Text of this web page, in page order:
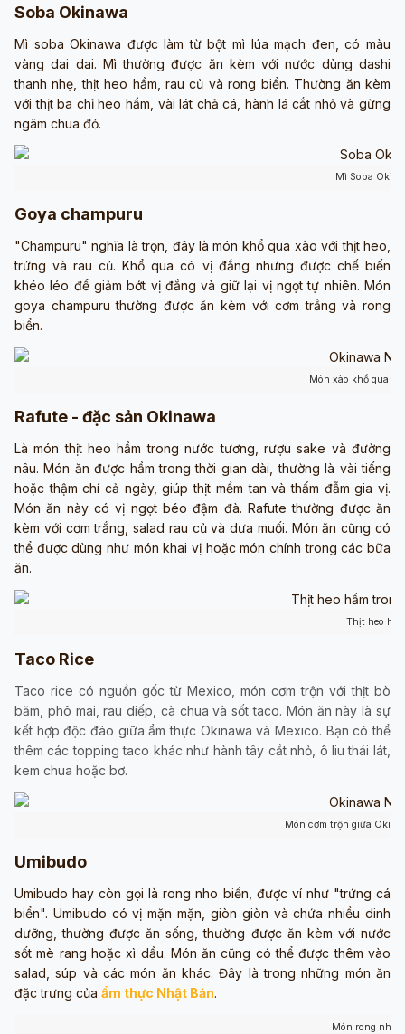
Soba Okinawa
Mì soba Okinawa được làm từ bột mì lúa mạch đen, có màu
vàng dai dai. Mì thường được ăn kèm với nước dùng dashi
thanh nhẹ, thịt heo hầm, rau củ và rong biển. Thường ăn kèm
với thịt ba chỉ heo hầm, vài lát chả cá, hành lá cắt nhỏ và gừng
ngâm chua đỏ.
Mì Soba
Goya champuru
"Champuru" nghĩa là trọn, đây là món khổ qua xào với thịt heo,
trứng và rau củ. Khổ qua có vị đắng nhưng được chế biến
khéo léo để giảm bớt vị đắng và giữ lại vị ngọt tự nhiên. Món
goya champuru thường được ăn kèm với cơm trắng và rong
biển.
Món xào khổ qua
Rafute - đặc sản Okinawa
Là món thịt heo hầm trong nước tương, rượu sake và đường
nâu. Món ăn được hầm trong thời gian dài, thường là vài tiếng
hoặc thậm chí cả ngày, giúp thịt mềm tan và thấm đẫm gia vị.
Món ăn này có vị ngọt béo đậm đà. Rafute thường được ăn
kèm với cơm trắng, salad rau củ và dưa muối. Món ăn cũng có
thể được dùng như món khai vị hoặc món chính trong các bữa
ăn.
Thịt heo
Taco Rice
Taco rice có nguồn gốc từ Mexico, món cơm trộn với thịt bò
băm, phô mai, rau diếp, cà chua và sốt taco. Món ăn này là sự
kết hợp độc đáo giữa ẩm thực Okinawa và Mexico. Bạn có thể
thêm các topping taco khác như hành tây cắt nhỏ, ô liu thái lát,
kem chua hoặc bơ.
Món cơm trộn giữa
Umibudo
Umibudo hay còn gọi là rong nho biển, được ví như "trứng cá
biển". Umibudo có vị mặn mặn, giòn giòn và chứa nhiều dinh
dưỡng, thường được ăn sống, thường được ăn kèm với nước
sốt mè rang hoặc xì dầu. Món ăn cũng có thể được thêm vào
salad, súp và các món ăn khác. Đây là trong những món ăn
đặc trưng của ẩm thực Nhật Bản.
Món rong nho